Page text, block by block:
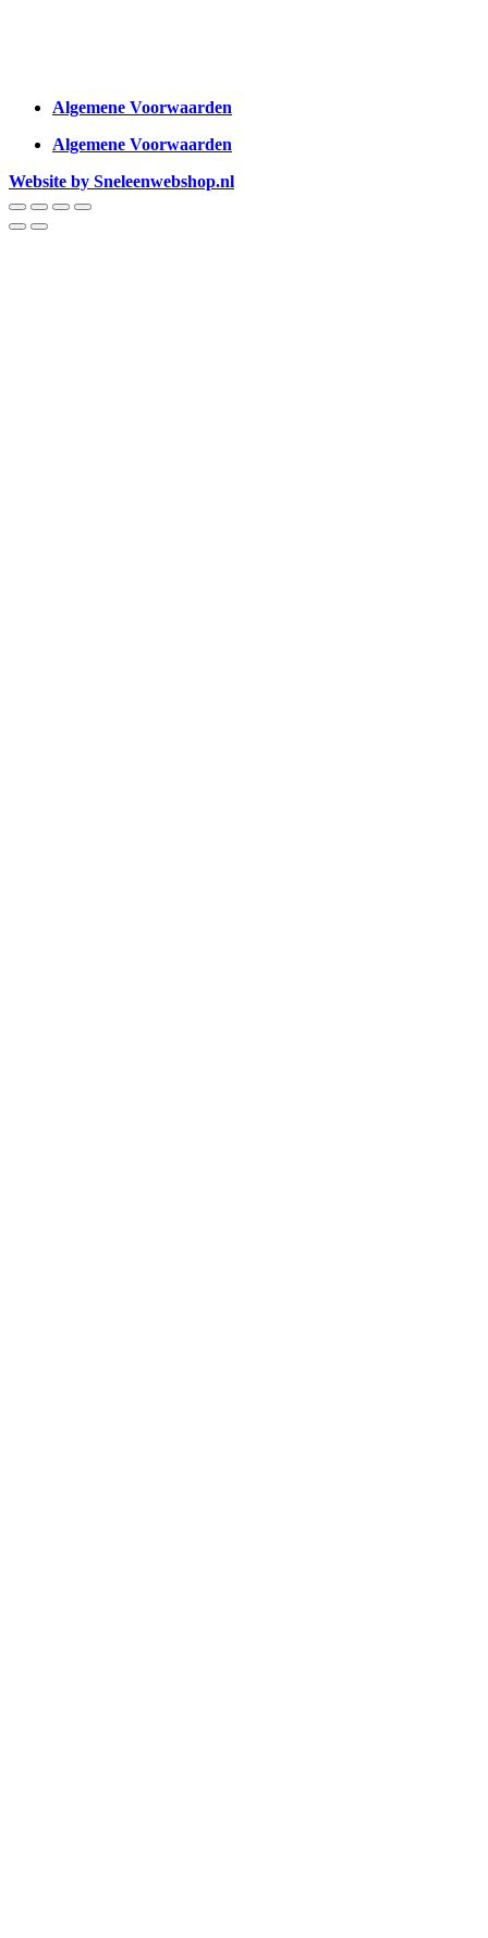
Algemene Voorwaarden
Algemene Voorwaarden
Website by Sneleenwebshop.nl